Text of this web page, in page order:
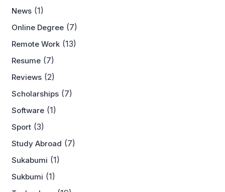
News (1)
Online Degree (7)
Remote Work (13)
Resume (7)
Reviews (2)
Scholarships (7)
Software (1)
Sport (3)
Study Abroad (7)
Sukabumi (1)
Sukbumi (1)